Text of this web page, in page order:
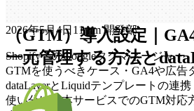
S
p f y へ の o o g タ マ
（GTM）導入設定 GA
一元管理する方法とdata
2026年5月4日 1 1mm 開発部
ShopifyへのGoogleタグマネージャー
GTMを使うべきケース・GA4や広告
dataLayerとLiquidテンプレートの連
使い分け・本サービスでのGTM対応